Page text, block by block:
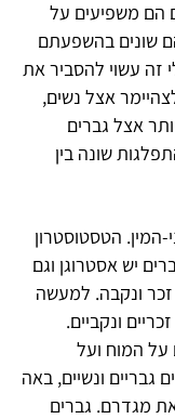
הם משפיעים על
שונים בהשפעתם
זה עשוי להסביר את
אצל נשים,
אצל גברים
שונה בין
המין. הטסטוסטרון
יש אסטרוגן וגם
זכר ונקבה. למעשה
ונקביים.
על המוח ועל
גבריים ונשיים, באה
מגדרם. גברים